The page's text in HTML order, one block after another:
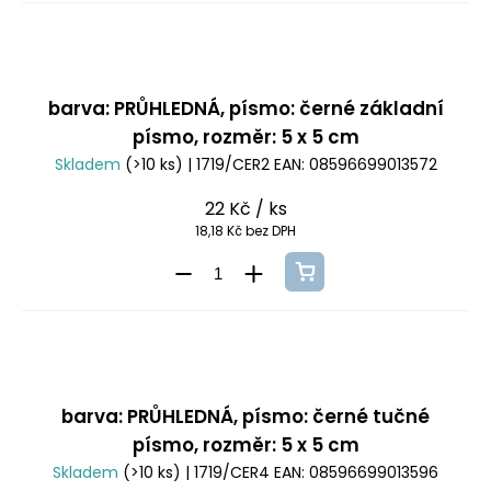
barva: PRŮHLEDNÁ, písmo: černé základní
písmo, rozměr: 5 x 5 cm
Skladem (>10 ks) | 1719/CER2 EAN: 08596699013572
22 Kč / ks
18,18 Kč bez DPH
barva: PRŮHLEDNÁ, písmo: černé tučné
písmo, rozměr: 5 x 5 cm
Skladem (>10 ks) | 1719/CER4 EAN: 08596699013596